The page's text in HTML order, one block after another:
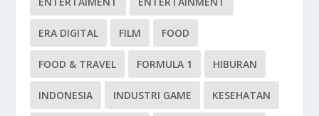
ERA DIGITAL FILM FOOD
FOOD & TRAVEL FORMULA 1 HIBURAN
INDONESIA INDUSTRI GAME KESEHATAN